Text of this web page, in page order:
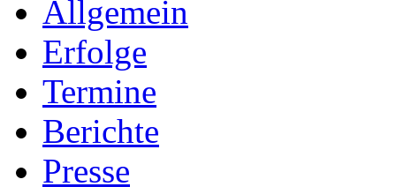
Allgemein
Erfolge
Termine
Berichte
Presse